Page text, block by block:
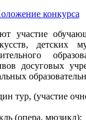
конкурса
участие
детских
досуговых
тур, (участие
(опера, мюзикл);